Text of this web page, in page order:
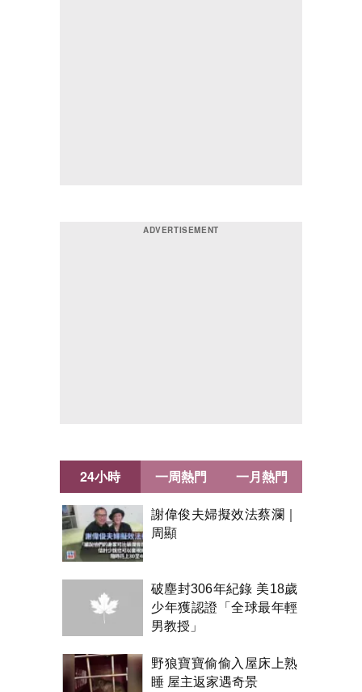
24小時
謝偉俊夫婦擬效法蔡瀾｜
周顯
破塵封306年紀錄 美18歲
少年獲認證「全球最年輕
男教授」
野狼寶寶偷偷入屋床上熟
睡 屋主返家遇奇景
一周熱門 一月熱門